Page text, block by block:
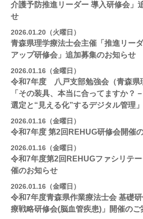
介護予防推進リーダー 導入研修会」
せ
2026.01.20（火曜日）
青森県理学療法士会主催「推進リー
アップ研修会」追加募集のお知らせ
2026.01.16（金曜日）
令和7年度 八戸支部勉強会（青森県
「その装具、本当に合ってますか？
選定と“見える化”するデジタル管理
2026.01.16（金曜日）
令和7年度 第2回REHUG研修会開催
2026.01.16（金曜日）
令和7年度第2回REHUGファシリテ
催のお知らせ
2026.01.16（金曜日）
令和7年度青森県作業療法士会 基礎
療戦略研修会(脳血管疾患)」開催のご